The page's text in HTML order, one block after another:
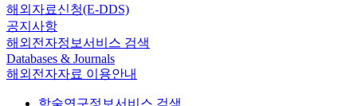
해외자료신청(E-DDS)
공지사항
해외전자정보서비스 검색
Databases & Journals
해외전자자료 이용안내
학술연구정보서비스 검색